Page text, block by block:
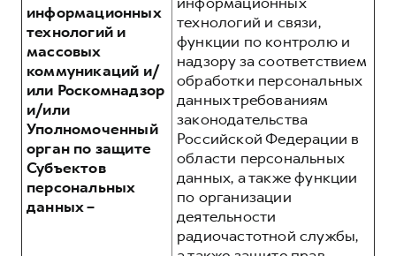
информационных
технологий и
массовых
коммуникаций и/
или Роскомнадзор
и/или
Уполномоченный
орган по защите
Субъектов
персональных
данных –
технологий и связи,
функции по контролю и
надзору за соответствием
обработки персональных
данных требованиям
законодательства
Российской Федерации в
области персональных
данных, а также функции
по организации
деятельности
радиочастотной службы,